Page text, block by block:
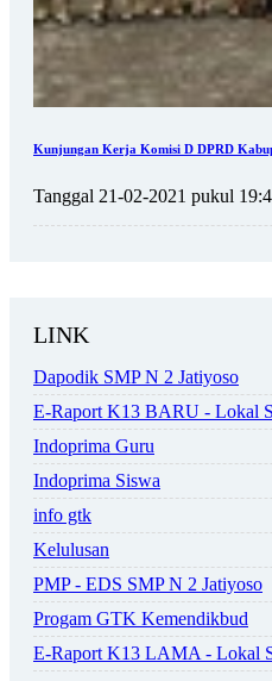
Kunjungan Kerja Komisi D DPRD
Tanggal 21-02-2021 pukul
LINK
Dapodik SMP N 2 Jatiyoso
E-Raport K13 BARU - Lokal
Indoprima Guru
Indoprima Siswa
info gtk
Kelulusan
PMP - EDS SMP N 2 Jatiyoso
Progam GTK Kemendikbud
E-Raport K13 LAMA - Lokal